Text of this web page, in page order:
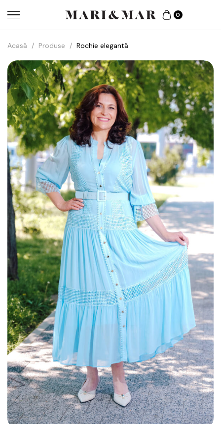
0
Acasă / Produse / Rochie elegantă